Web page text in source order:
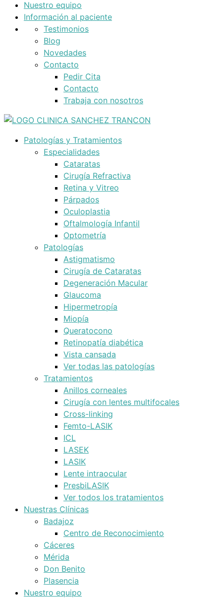
Nuestro equipo
Información al paciente
Testimonios
Blog
Novedades
Contacto
Pedir Cita
Contacto
Trabaja con nosotros
Patologías y Tratamientos
Especialidades
Cataratas
Cirugía Refractiva
Retina y Vitreo
Párpados
Oculoplastia
Oftalmología Infantil
Optometría
Patologías
Astigmatismo
Cirugía de Cataratas
Degeneración Macular
Glaucoma
Hipermetropía
Miopía
Queratocono
Retinopatía diabética
Vista cansada
Ver todas las patologías
Tratamientos
Anillos corneales
Cirugía con lentes multifocales
Cross-linking
Femto-LASIK
ICL
LASEK
LASIK
Lente intraocular
PresbiLASIK
Ver todos los tratamientos
Nuestras Clínicas
Badajoz
Centro de Reconocimiento
Cáceres
Mérida
Don Benito
Plasencia
Nuestro equipo